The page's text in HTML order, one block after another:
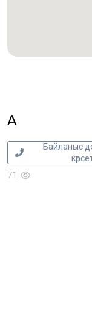
А
Байланыс
71